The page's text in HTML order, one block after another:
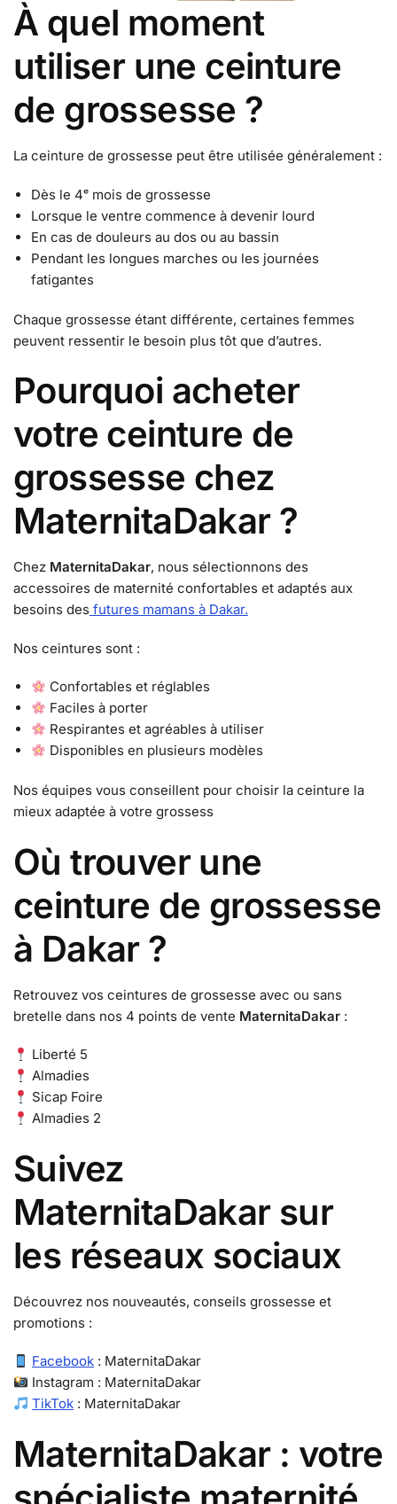
À quel moment
utiliser une ceinture
de grossesse ?
La ceinture de grossesse peut être utilisée généralement :
Dès le 4ᵉ mois de grossesse
Lorsque le ventre commence à devenir lourd
En cas de douleurs au dos ou au bassin
Pendant les longues marches ou les journées
fatigantes
Chaque grossesse étant différente, certaines femmes
peuvent ressentir le besoin plus tôt que d’autres.
Pourquoi acheter
votre ceinture de
grossesse chez
MaternitaDakar ?
Chez MaternitaDakar, nous sélectionnons des
accessoires de maternité confortables et adaptés aux
besoins des futures mamans à Dakar.
Nos ceintures sont :
Confortables et réglables
Faciles à porter
Respirantes et agréables à utiliser
Disponibles en plusieurs modèles
Nos équipes vous conseillent pour choisir la ceinture la
mieux adaptée à votre grossess
Où trouver une
ceinture de grossesse
à Dakar ?
Retrouvez vos ceintures de grossesse avec ou sans
bretelle dans nos 4 points de vente MaternitaDakar :
Liberté 5
Almadies
Sicap Foire
Almadies 2
Suivez
MaternitaDakar sur
les réseaux sociaux
Découvrez nos nouveautés, conseils grossesse et
promotions :
Facebook : MaternitaDakar
Instagram : MaternitaDakar
TikTok : MaternitaDakar
MaternitaDakar : votre